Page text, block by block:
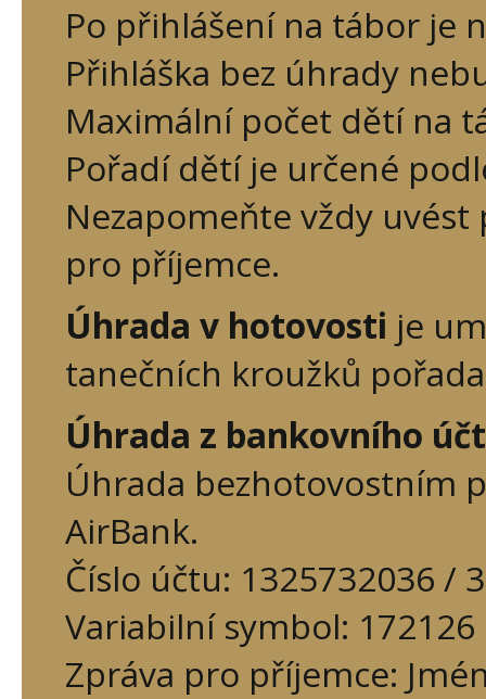
Po přihlášení na tábor je
Přihláška bez úhrady
Maximální počet dětí na
Pořadí dětí je určené
Nezapomeňte vždy
pro příjemce.
Úhrada v hotovosti je
tanečních kroužků
Úhrada z bankovního
Úhrada bezhotovostním
AirBank.
Číslo účtu: 1325732036 /
Variabilní symbol: 172126
Zpráva pro příjemce: